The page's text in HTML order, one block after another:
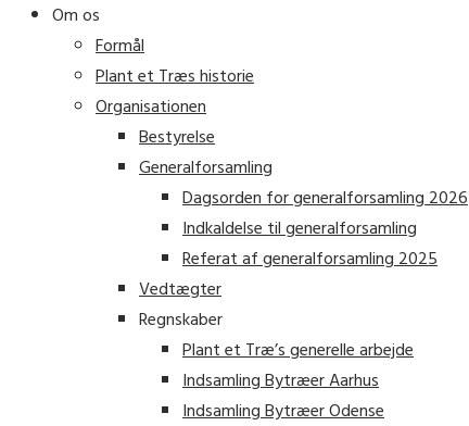
Om os
Formål
Plant et Træs historie
Organisationen
Bestyrelse
Generalforsamling
Dagsorden for generalforsamling 2026
Indkaldelse til generalforsamling
Referat af generalforsamling 2025
Vedtægter
Regnskaber
Plant et Træ’s generelle arbejde
Indsamling Bytræer Aarhus
Indsamling Bytræer Odense